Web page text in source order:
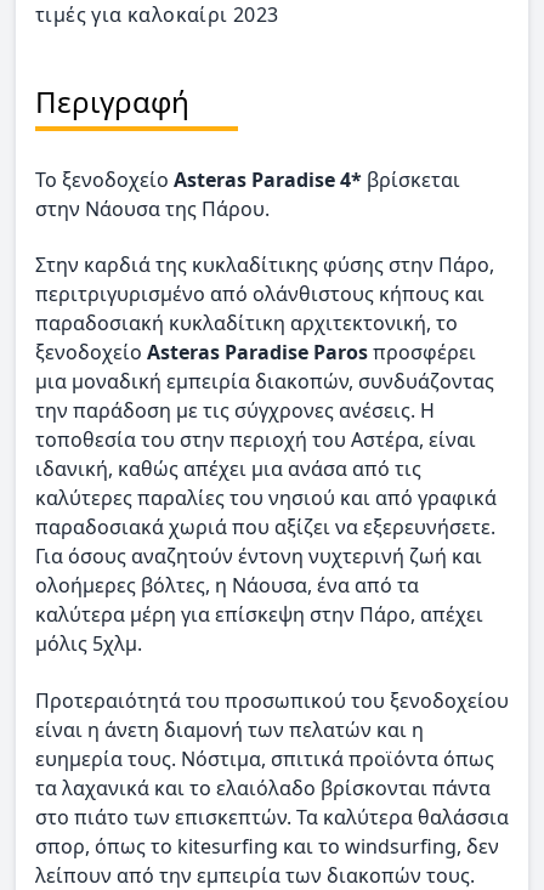
τιμές για καλοκαίρι 2023
Περιγραφή
Το ξενοδοχείο Asteras Paradise 4* βρίσκεται
στην Νάουσα της Πάρου.
Στην καρδιά της κυκλαδίτικης φύσης στην Πάρο,
περιτριγυρισμένο από ολάνθιστους κήπους και
παραδοσιακή κυκλαδίτικη αρχιτεκτονική, το
ξενοδοχείο Asteras Paradise Parosπροσφέρει
μια μοναδική εμπειρία διακοπών, συνδυάζοντας
την παράδοση με τις σύγχρονες ανέσεις. Η
τοποθεσία του στην περιοχή του Αστέρα, είναι
ιδανική, καθώς απέχει μια ανάσα από τις
καλύτερες παραλίες του νησιού και από γραφικά
παραδοσιακά χωριά που αξίζει να εξερευνήσετε.
Για όσους αναζητούν έντονη νυχτερινή ζωή και
ολοήμερες βόλτες, η Νάουσα, ένα από τα
καλύτερα μέρη για επίσκεψη στην Πάρο, απέχει
μόλις 5χλμ.
Προτεραιότητά του προσωπικού του ξενοδοχείου
είναι η άνετη διαμονή των πελατών και η
ευημερία τους. Νόστιμα, σπιτικά προϊόντα όπως
τα λαχανικά και το ελαιόλαδο βρίσκονται πάντα
στο πιάτο των επισκεπτών. Τα καλύτερα θαλάσσια
σπορ, όπως το kitesurfing και το windsurfing, δεν
λείπουν από την εμπειρία των διακοπών τους.